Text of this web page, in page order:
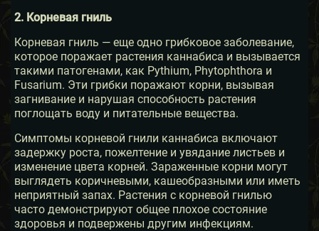
2. Корневая гниль
Корневая гниль — еще одно грибковое заболевание,
которое поражает растения каннабиса и вызывается
такими патогенами, как Pythium, Phytophthora и
Fusarium. Эти грибки поражают корни, вызывая
загнивание и нарушая способность растения
поглощать воду и питательные вещества.
Симптомы корневой гнили каннабиса включают
задержку роста, пожелтение и увядание листьев и
изменение цвета корней. Зараженные корни могут
выглядеть коричневыми, кашеобразными или иметь
неприятный запах. Растения с корневой гнилью
часто демонстрируют общее плохое состояние
здоровья и подвержены другим инфекциям.